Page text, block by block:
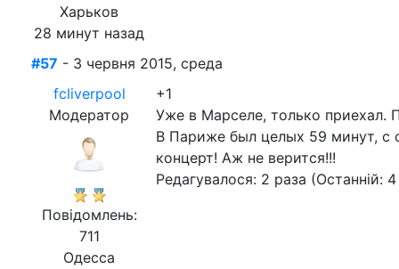
Харьков
28 минут назад
#57 - 3 червня 2015, среда
fcliverpool
Модератор
Повідомлень:
711
Одесса
+1
Уже в Марселе, только приехал.
В Париже был целых 59 минут, с
концерт! Аж не верится!!!
Редагувалося: 2 раза (Останній: